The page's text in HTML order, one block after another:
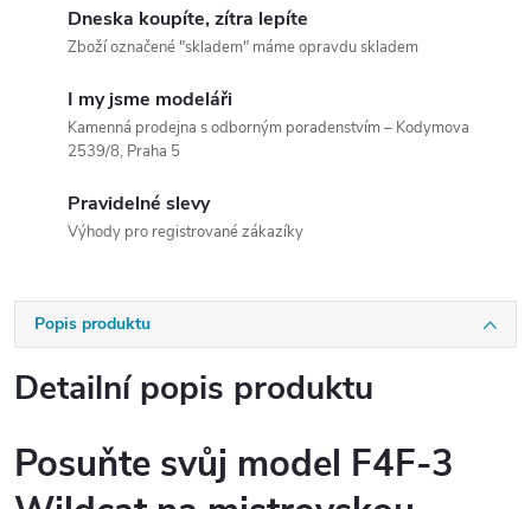
Dneska koupíte, zítra lepíte
Zboží označené "skladem" máme opravdu skladem
I my jsme modeláři
Kamenná prodejna s odborným poradenstvím – Kodymova
2539/8, Praha 5
Pravidelné slevy
Výhody pro registrované zákazíky
Popis produktu
Detailní popis produktu
Posuňte svůj model F4F-3